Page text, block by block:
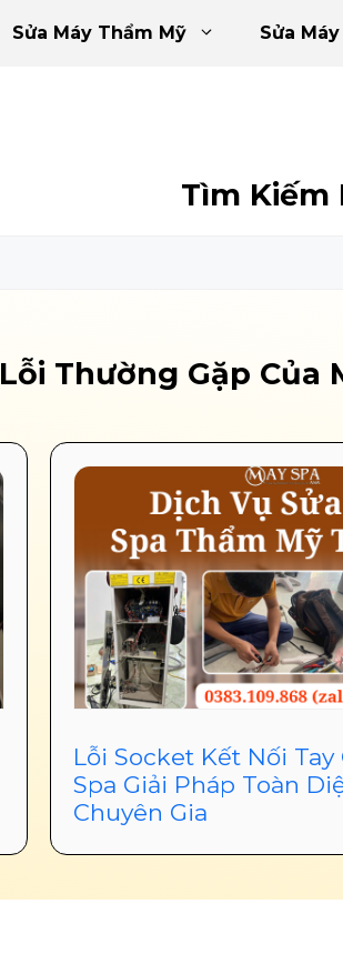
Sửa Máy Thẩm Mỹ Sửa
Tìm Kiếm
Lỗi Thường Gặp Của
Lỗi Socket Kết Nối Tay
Spa Giải Pháp Toàn
Chuyên Gia